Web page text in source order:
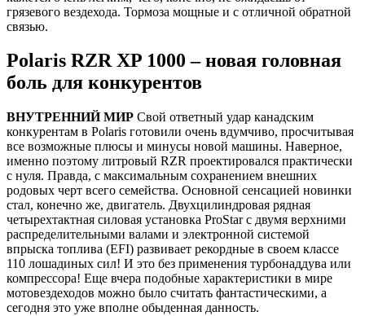
грязевого вездехода. Тормоза мощные и с отличной обратной
связью.
Polaris RZR XP 1000 – новая головная
боль для конкурентов
ВНУТРЕННИЙ МИР Свой ответный удар канадским
конкурентам в Polaris готовили очень вдумчиво, просчитывая
все возможные плюсы и минусы новой машины. Наверное,
именно поэтому литровый RZR проектировался практически
с нуля. Правда, с максимальным сохранением внешних
родовых черт всего семейства. Основной сенсацией новинки
стал, конечно же, двигатель. Двухцилиндровая рядная
четырехтактная силовая установка ProStar с двумя верхними
распределительными валами и электронной системой
впрыска топлива (EFI) развивает рекордные в своем классе
110 лошадиных сил! И это без применения турбонаддува или
компрессора! Еще вчера подобные характеристики в мире
мотовездеходов можно было считать фантастическими, а
сегодня это уже вполне обыденная данность.